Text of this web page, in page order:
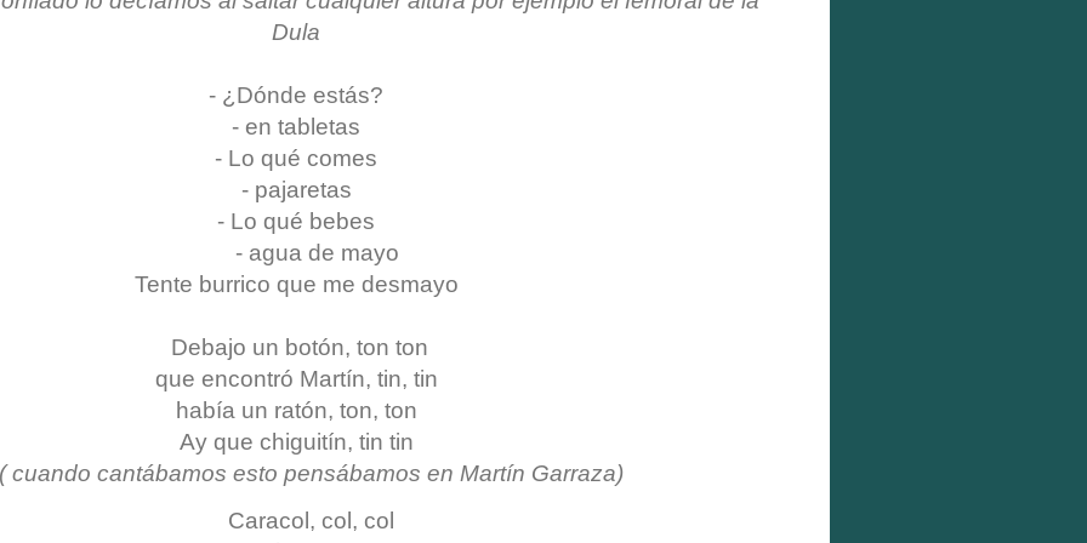
Dula
- ¿Dónde estás?
- en tabletas
- Lo qué comes
- pajaretas
- Lo qué bebes
- agua de mayo
Tente burrico que me desmayo
Debajo un botón, ton ton
que encontró Martín, tin, tin
había un ratón, ton, ton
Ay que chiguitín, tin tin
( cuando cantábamos esto pensábamos en Martín Garraza)
Caracol, col, col